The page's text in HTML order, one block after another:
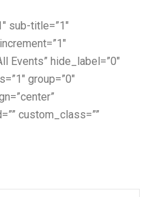
sub-title=”1″
Events” hide_label=”0″
group=”0″
custom_class=””